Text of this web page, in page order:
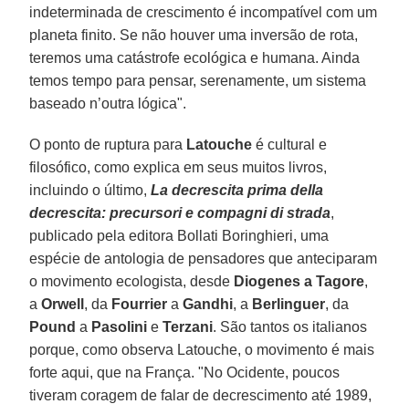
indeterminada de crescimento é incompatível com um
planeta finito. Se não houver uma inversão de rota,
teremos uma catástrofe ecológica e humana. Ainda
temos tempo para pensar, serenamente, um sistema
baseado n’outra lógica".
O ponto de ruptura para Latouche é cultural e
filosófico, como explica em seus muitos livros,
incluindo o último,La decrescita prima della
decrescita: precursori e compagni di strada,
publicado pela editora Bollati Boringhieri, uma
espécie de antologia de pensadores que anteciparam
o movimento ecologista, desde Diogenes a Tagore,
aOrwell , da Fourrier aGandhi, a Berlinguer, da
Pound a Pasolini eTerzani. São tantos os italianos
porque, como observa Latouche, o movimento é mais
forte aqui, que na França. "No Ocidente, poucos
tiveram coragem de falar de decrescimento até 1989,